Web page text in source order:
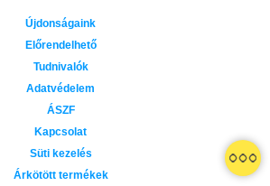
Grace and Glory - Kegyelem és
dicsőség (Az Előhírnök-trilógia
Különleges éldekorált kiadás!
Bad Girl Reputation
lány (Avalon Bay 2.)
Elle Kennedy
Újdonságaink
Előrendelhető
Tudnivalók
Adatvédelem
ÁSZF
Kapcsolat
Süti kezelés
Árkötött termékek